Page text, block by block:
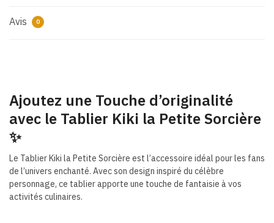
Avis 0
Ajoutez une Touche d’originalité
avec le Tablier Kiki la Petite Sorcière
✨
Le Tablier Kiki la Petite Sorcière est l’accessoire idéal pour les fans
de l’univers enchanté. Avec son design inspiré du célèbre
personnage, ce tablier apporte une touche de fantaisie à vos
activités culinaires.